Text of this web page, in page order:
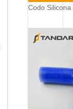
Codo